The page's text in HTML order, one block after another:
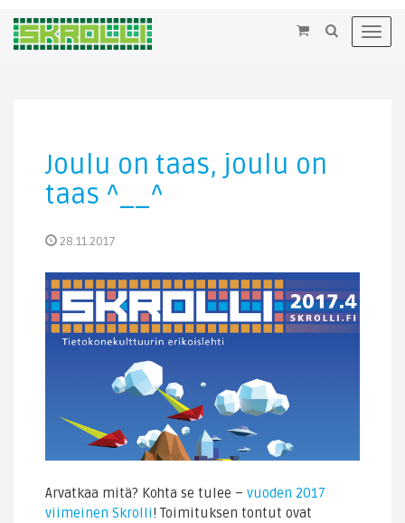
×
Joulu on taas, joulu on
taas ^__^
28.11.2017
Arvatkaa mitä? Kohta se tulee – vuoden 2017
viimeinen Skrolli! Toimituksen tontut ovat